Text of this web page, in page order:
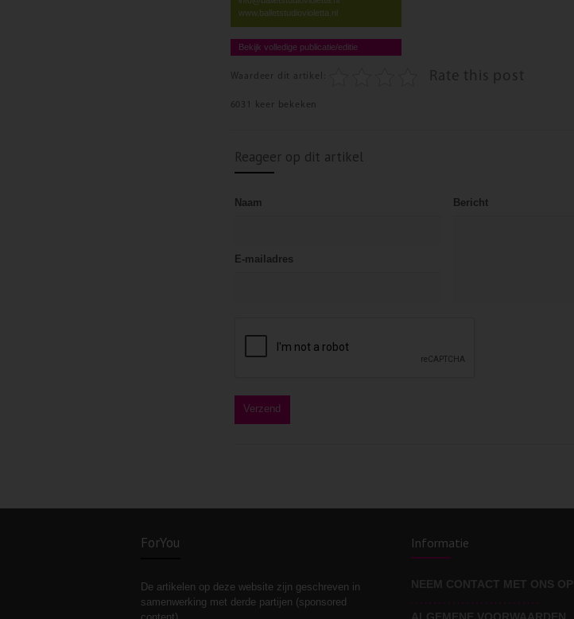
www.balletstudiovioletta.nl
Bekijk volledige publicatie/editie
Waardeer dit artikel: Rate this post
6031 keer bekeken
Reageer op dit artikel
Naam
E-mailadres
Bericht
ForYou
De artikelen op deze website zijn geschreven in
samenwerking met derde partijen (sponsored
Informatie
NEEM CONTACT MET ONS OP